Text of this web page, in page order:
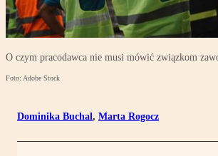
O czym pracodawca nie musi mówić związkom
Foto: Adobe Stock
Dominika Buchal, Marta Rogocz